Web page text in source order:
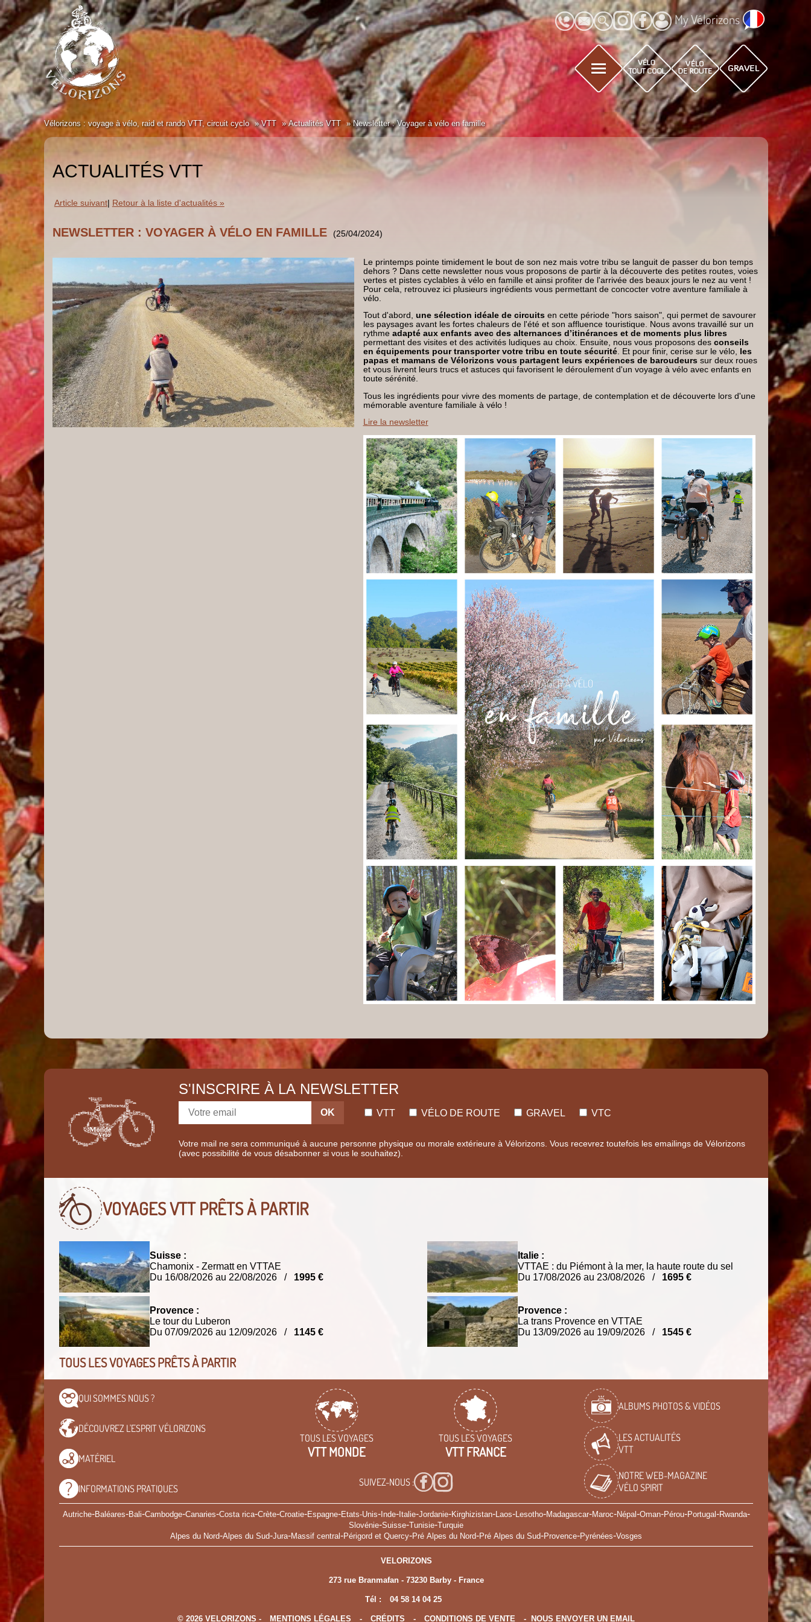
My Vélorizons
Vélorizons : voyage à vélo, raid et rando VTT, circuit cyclo VTT Actualités VTT Newsletter : Voyager à vélo en famille
ACTUALITÉS VTT
Article suivant| Retour à la liste d'actualités »
NEWSLETTER : VOYAGER À VÉLO EN FAMILLE (25/04/2024)
Le printemps pointe timidement le bout de son nez mais votre tribu se languit de passer du bon temps
dehors ? Dans cette newsletter nous vous proposons de partir à la découverte des petites routes, voies
vertes et pistes cyclables à vélo en famille et ainsi profiter de l'arrivée des beaux jours le nez au vent !
Pour cela, retrouvez ici plusieurs ingrédients vous permettant de concocter votre aventure familiale à
vélo.
Tout d'abord, une sélection idéale de circuitsen cette période "hors saison", qui permet de savourer
les paysages avant les fortes chaleurs de l'été et son affluence touristique. Nous avons travaillé sur un
rythme adapté aux enfants avec des alternances d’itinérances et de moments plus libres
permettant des visites et des activités ludiques au choix. Ensuite, nous vous proposons desconseils
en équipements pour transporter votre tribu en toute sécurité. Et pour finir, cerise sur le vélo, les
papas et mamans de Vélorizons vous partagent leurs expériences de baroudeurssur deux roues
et vous livrent leurs trucs et astuces qui favorisent le déroulement d'un voyage à vélo avec enfants en
toute sérénité.
Tous les ingrédients pour vivre des moments de partage, de contemplation et de découverte lors d'une
mémorable aventure familiale à vélo !
Lire la newsletter
S'INSCRIRE À LA NEWSLETTER
OK VTT VÉLO DE ROUTE GRAVEL VTC
Votre mail ne sera communiqué à aucune personne physique ou morale extérieure à Vélorizons. Vous recevrez toutefois les emailings de Vélorizons
(avec possibilité de vous désabonner si vous le souhaitez).
VOYAGES VTTPRÊTS À PARTIR
Suisse :
Chamonix - Zermatt en VTTAE
Du 16/08/2026 au 22/08/2026 / 1995 €
Italie :
VTTAE : du Piémont à la mer, la haute route du sel
Du 17/08/2026 au 23/08/2026 / 1695 €
Provence :
Le tour du Luberon
Du 07/09/2026 au 12/09/2026 / 1145 €
Provence :
La trans Provence en VTTAE
Du 13/09/2026 au 19/09/2026 / 1545 €
TOUS LES VOYAGES PRÊTS À PARTIR
TOUS LES VOYAGES
VTT MONDE
TOUS LES VOYAGES
VTT FRANCE
ALBUMS PHOTOS & VIDÉOS
LES ACTUALITÉS
VTT
NOTRE WEB-MAGAZINE
VÉLO SPIRIT
QUI SOMMES NOUS ?
DÉCOUVREZ L'ESPRITVÉLORIZONS
MATÉRIEL
INFORMATIONS PRATIQUES
SUIVEZ-NOUS :
Autriche-Baléares-Bali-Cambodge-Canaries-Costa rica-Crète-Croatie-Espagne-Etats-Unis-Inde-Italie-Jordanie-Kirghizistan-Laos-Lesotho-Madagascar-Maroc-Népal-Oman-Pérou-Portugal-Rwanda-
Slovénie-Suisse-Tunisie-Turquie
Alpes du Nord-Alpes du Sud-Jura-Massif central-Périgord et Quercy-Pré Alpes du Nord-Pré Alpes du Sud-Provence-Pyrénées-Vosges
VELORIZONS
273 rue Branmafan - 73230 Barby - France
Tél : 04 58 14 04 25
© 2026 VELORIZONS - MENTIONS LÉGALES - CRÉDITS - CONDITIONS DE VENTE - NOUS ENVOYER UN EMAIL